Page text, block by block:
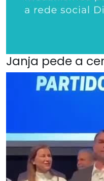
Janja pede a